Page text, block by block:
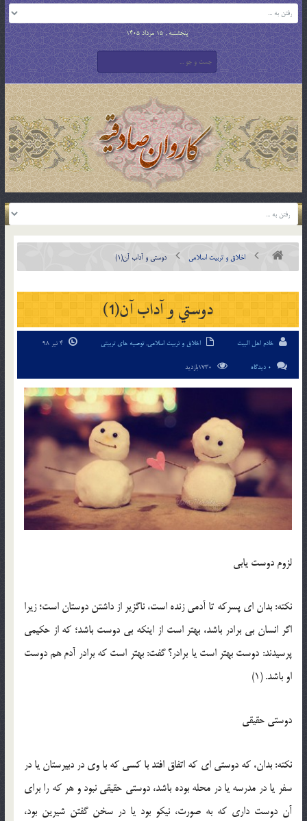
پنجشنبه , 15 مرداد 1405
اخلاق و تربیت اسلامی دوستي و آداب آن(1)
دوستي و آداب آن(1)
خادم اهل البیت اخلاق و تربیت اسلامی,توصیه های تربیتی
0 دیدگاه
لزوم دوست يابي
نکته: بدان اي پسرکه تا آدمي زنده است، ناگزير از داشتن دوستان است؛ زيرا
اگر انسان بي برادر باشد، بهتر است از اينکه بي دوست باشد؛ که از حکيمي
پرسيدند: دوست بهتر است يا برادر؟ گفت: بهتر است که برادر آدم هم دوست
او باشد. (1)
دوستي حقيقي
نکته: بدان، که دوستي اي که اتفاق افتد با کسي که با وي در دبيرستان يا در
سفر يا در مدرسه يا در محله بوده باشد، دوستي حقيقي نبود و هر که را براي
آن دوست داري که به صورت، نيکو بود يا در سخن گفتن شيرين بود،